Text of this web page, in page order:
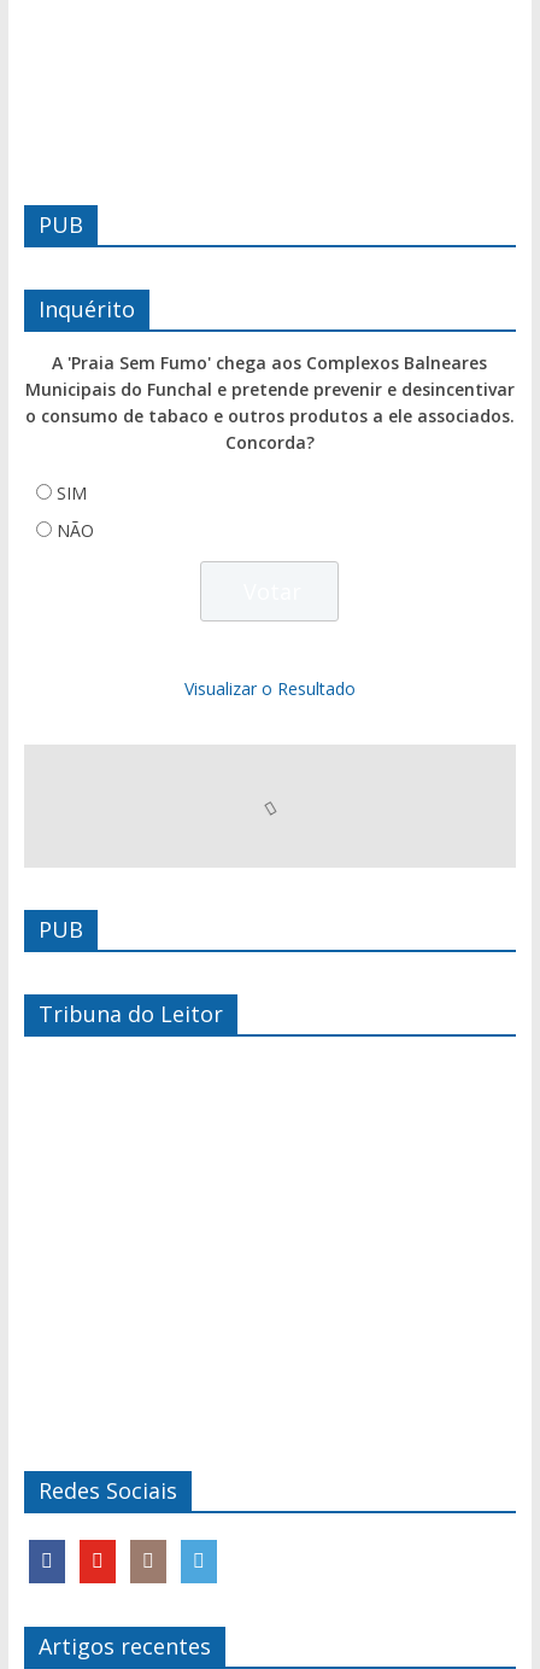
PUB
Inquérito
A 'Praia Sem Fumo' chega aos Complexos Balneares
Municipais do Funchal e pretende prevenir e desincentivar
o consumo de tabaco e outros produtos a ele associados.
Concorda?
SIM
NÃO
Visualizar o Resultado
PUB
Tribuna do Leitor
Redes Sociais
Artigos recentes